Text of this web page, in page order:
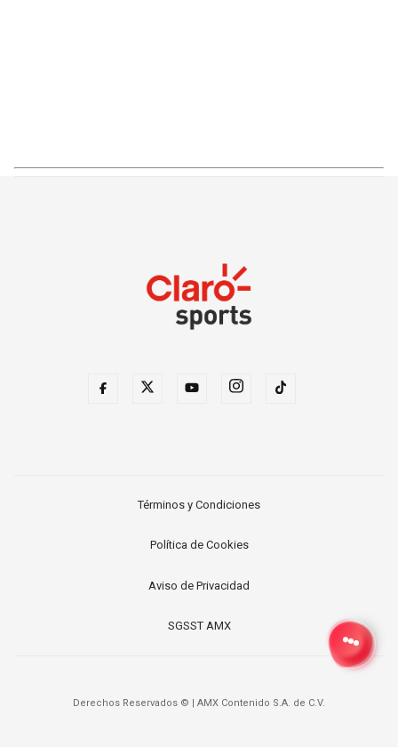
Términos y Condiciones
Política de Cookies
Aviso de Privacidad
SGSST AMX
Derechos Reservados © | AMX Contenido S.A. de C.V.